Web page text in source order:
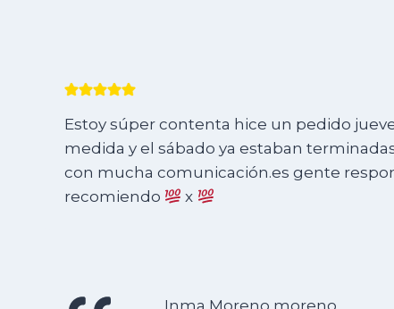
Estoy súper contenta hice un pedido
medida y el sábado ya estaban
con mucha comunicación.es gente
recomiendo
x
Inma Moreno moreno